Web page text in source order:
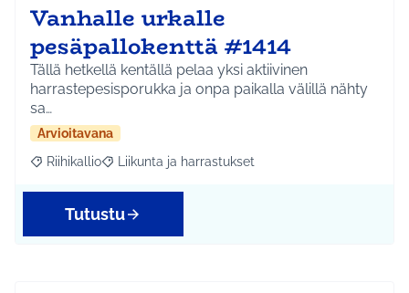
Vanhalle urkalle
pesäpallokenttä #1414
Tällä hetkellä kentällä pelaa yksi aktiivinen
harrastepesisporukka ja onpa paikalla välillä nähty
sa…
Arvioitavana
Rajaa tulokset aihepiirin mukaan: Riihikallio
Riihikallio Rajaa tulokset teeman mukaan: Liikunta ja
Liikunta ja harrastukset
Tutustu